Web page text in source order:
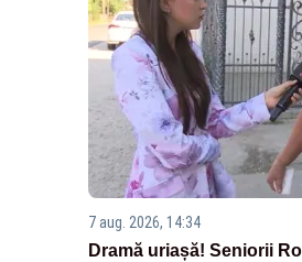
7 aug. 2026, 14:34
Dramă uriașă! Seniorii